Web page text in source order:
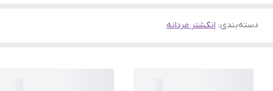
دسته‌بندی: انگشتر مردانه